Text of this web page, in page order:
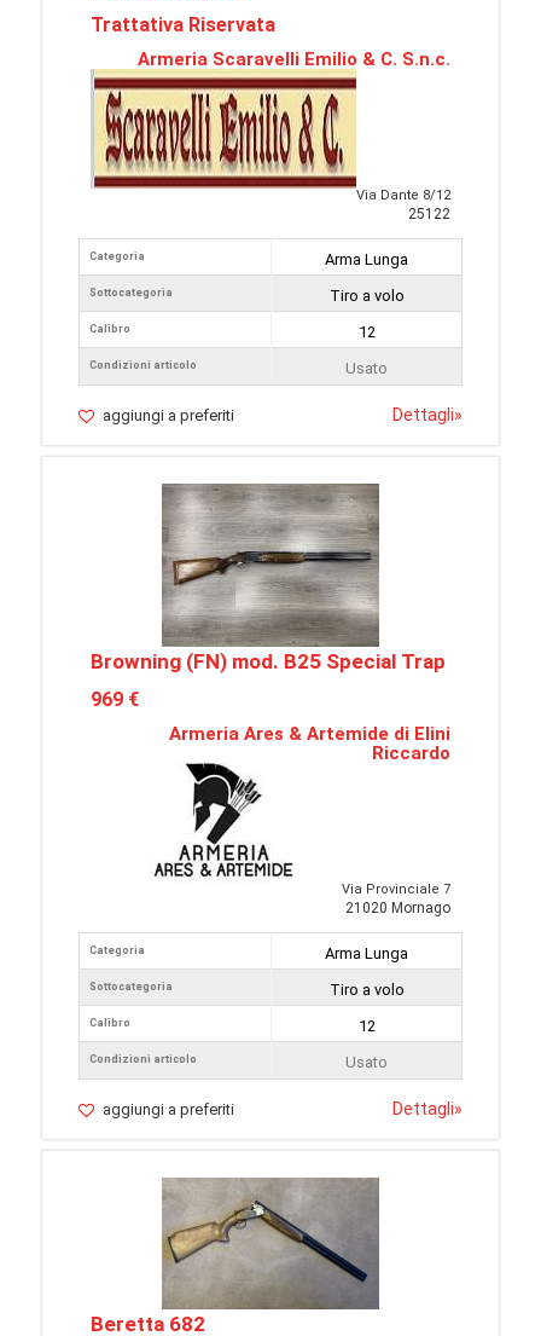
Trattativa Riservata
Armeria Scaravelli Emilio & C. S.n.c.
Via Dante 8/12
25122
Categoria
Sottocategoria
Calibro
Condizioni articolo
Arma Lunga
Tiro a volo
12
Usato
aggiungi a preferiti Dettagli»
Browning (FN) mod. B25 Special Trap
969 €
Armeria Ares & Artemide di Elini
Riccardo
Via Provinciale 7
21020 Mornago
Categoria
Sottocategoria
Calibro
Condizioni articolo
Arma Lunga
Tiro a volo
12
Usato
aggiungi a preferiti Dettagli»
Beretta 682